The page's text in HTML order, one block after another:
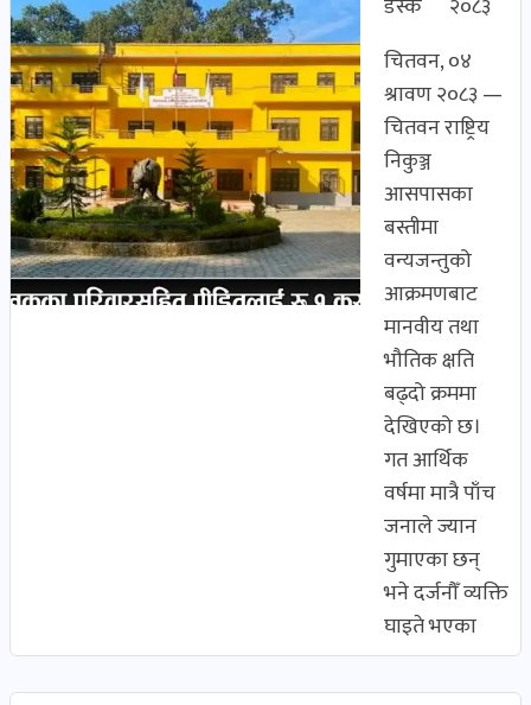
डेस्क
२०८३
चितवन, ०४
श्रावण २०८३ —
चितवन राष्ट्रिय
निकुञ्ज
आसपासका
बस्तीमा
वन्यजन्तुको
आक्रमणबाट
मानवीय तथा
भौतिक क्षति
बढ्दो क्रममा
देखिएको छ।
गत आर्थिक
वर्षमा मात्रै पाँच
जनाले ज्यान
गुमाएका छन्
भने दर्जनौँ व्यक्ति
घाइते भएका